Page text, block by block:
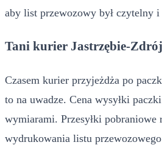
aby list przewozowy był czytelny
Tani kurier Jastrzębie-Zdrój
Czasem kurier przyjeżdża po
to na uwadze. Cena wysyłki
wymiarami. Przesyłki pobraniowe
wydrukowania listu